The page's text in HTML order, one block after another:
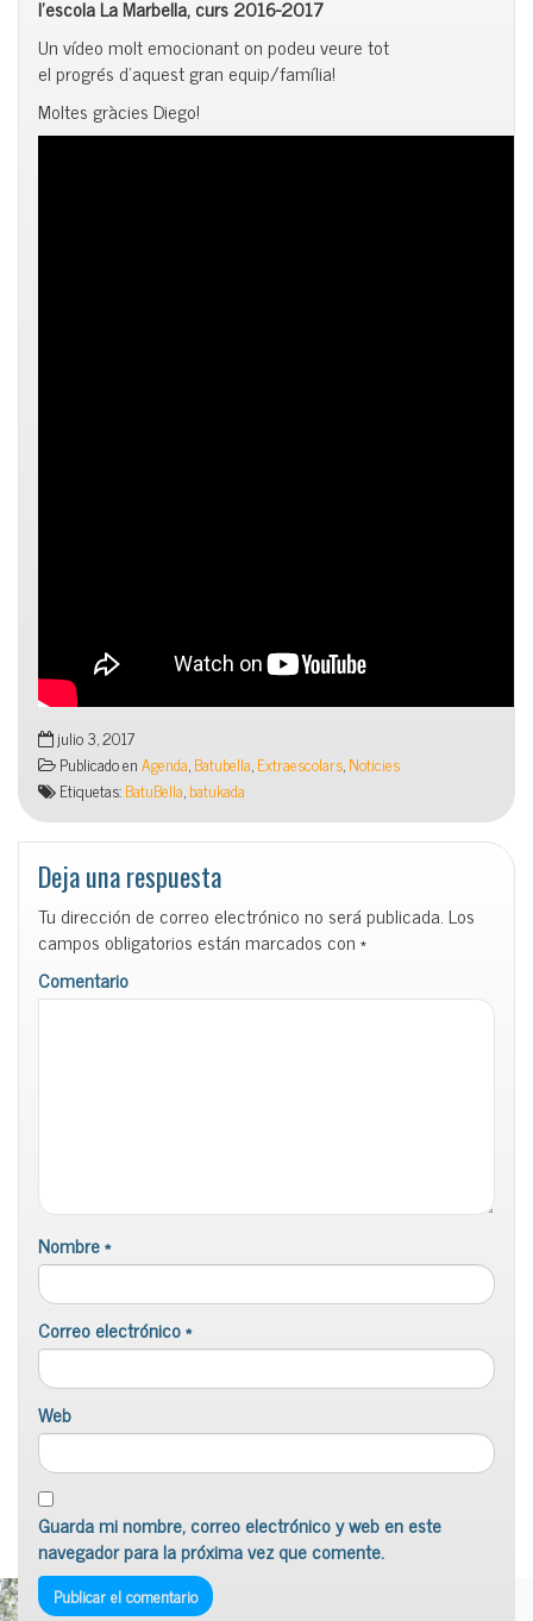
l’escola La Marbella, curs 2016-2017
Un vídeo molt emocionant on podeu veure tot
el progrés d’aquest gran equip/família!
Moltes gràcies Diego!
julio 3, 2017
Publicado enAgenda,Batubella,Extraescolars,Noticies
Etiquetas:BatuBella,batukada
Deja una respuesta
Tu dirección de correo electrónico no será publicada. Los
campos obligatorios están marcados con*
Comentario
Nombre*
Correo electrónico*
Web
Guarda mi nombre, correo electrónico y web en este
navegador para la próxima vez que comente.